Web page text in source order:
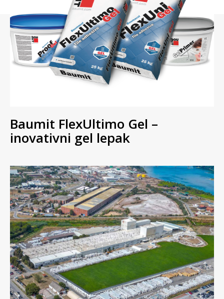
Baumit FlexUltimo Gel –
inovativni gel lepak